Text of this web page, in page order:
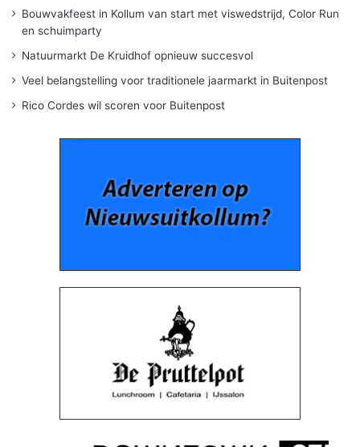
Bouwvakfeest in Kollum van start met viswedstrijd, Color Run
en schuimparty
Natuurmarkt De Kruidhof opnieuw succesvol
Veel belangstelling voor traditionele jaarmarkt in Buitenpost
Rico Cordes wil scoren voor Buitenpost